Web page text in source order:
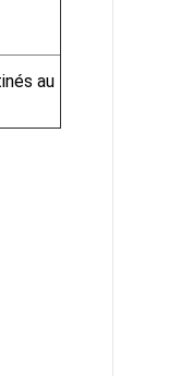
au